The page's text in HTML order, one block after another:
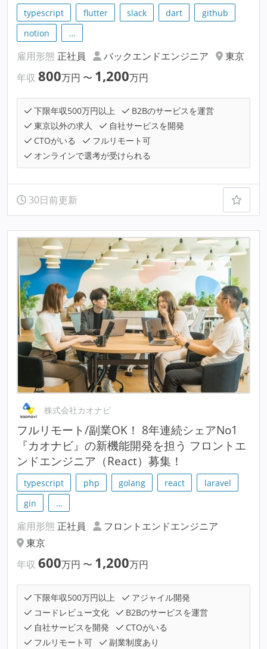
typescript flutter slack dart
github
notion
…
雇用形態 正社員 バックエンドエンジニア
東京
年収 800万円 〜 1,200万円
下限年収500万円以上
B2Bのサービスを運営
東京以外の求人
自社サービスを開発
CTOがいる
フルリモート可
オンラインで選考が受けられる
30日前更新
株式会社カオナビ
フルリモート/副業OK！ 8年連続シェアNo1
『カオナビ』の新機能開発を担う フロントエ
ンドエンジニア（React）募集！
typescript php golang react
laravel
gin
…
雇用形態 正社員
フロントエンドエンジニア
東京
年収 600万円 〜 1,200万円
下限年収500万円以上
アジャイル開発
コードレビュー文化
B2Bのサービスを運営
自社サービスを開発
CTOがいる
フルリモート可
副業制度あり